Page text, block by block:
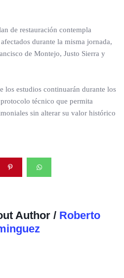
de restauración contempla
durante la misma jornada,
de Montejo, Justo Sierra y
los estudios continuarán durante los
técnico que permita
sin alterar su valor histórico
Author / Roberto